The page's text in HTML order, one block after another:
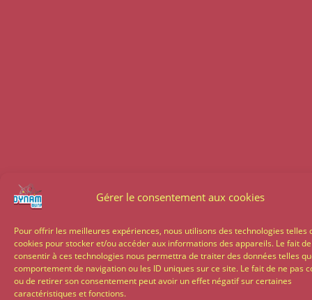
Gérer le consentement aux cookies
Pour offrir les meilleures expériences, nous utilisons des technologies telles
cookies pour stocker et/ou accéder aux informations des appareils. Le fait de
consentir à ces technologies nous permettra de traiter des données telles
comportement de navigation ou les ID uniques sur ce site. Le fait de ne pas
ou de retirer son consentement peut avoir un effet négatif sur certaines
caractéristiques et fonctions.